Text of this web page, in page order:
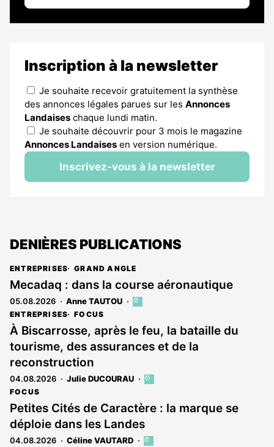
Inscription à la newsletter
Je souhaite recevoir gratuitement la synthèse
des annonces légales parues sur les Annonces
Landaises chaque lundi matin.
Je souhaite découvrir pour 3 mois le magazine
Annonces Landaises en version numérique.
Inscrivez-vous à la newsletter
DENIÈRES PUBLICATIONS
ENTREPRISES GRAND ANGLE
Mecadaq : dans la course aéronautique
05.08.2026 Anne TAUTOU
Cet
est
réservé
aux
ENTREPRISES FOCUS
À Biscarrosse, après le feu, la bataille du
tourisme, des assurances et de la
reconstruction
04.08.2026 Julie DUCOURAU
Cet
réservé
aux
abonnés
FOCUS
Petites Cités de Caractère : la marque se
déploie dans les Landes
04.08.2026 Céline VAUTARD
Cet